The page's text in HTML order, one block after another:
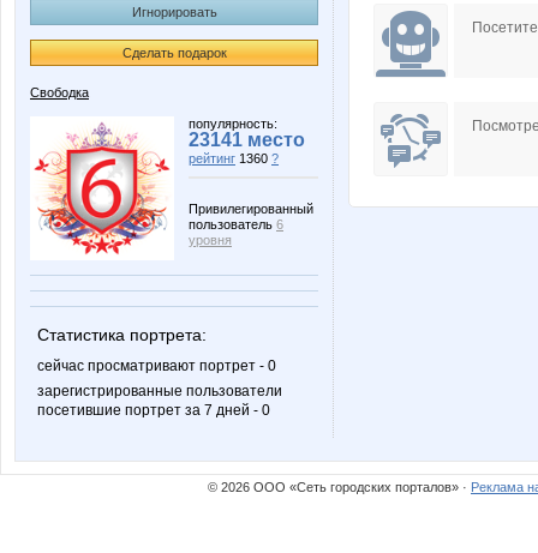
Игнорировать
Сделать подарок
Свободка
популярность:
23141 место
рейтинг 1360 ?
Привилегированный
пользователь 6
уровня
Статистика портрета:
сейчас просматривают портрет - 0
зарегистрированные пользователи
посетившие портрет за 7 дней - 0
© 2026 ООО «Сеть городских порталов» · Реклама